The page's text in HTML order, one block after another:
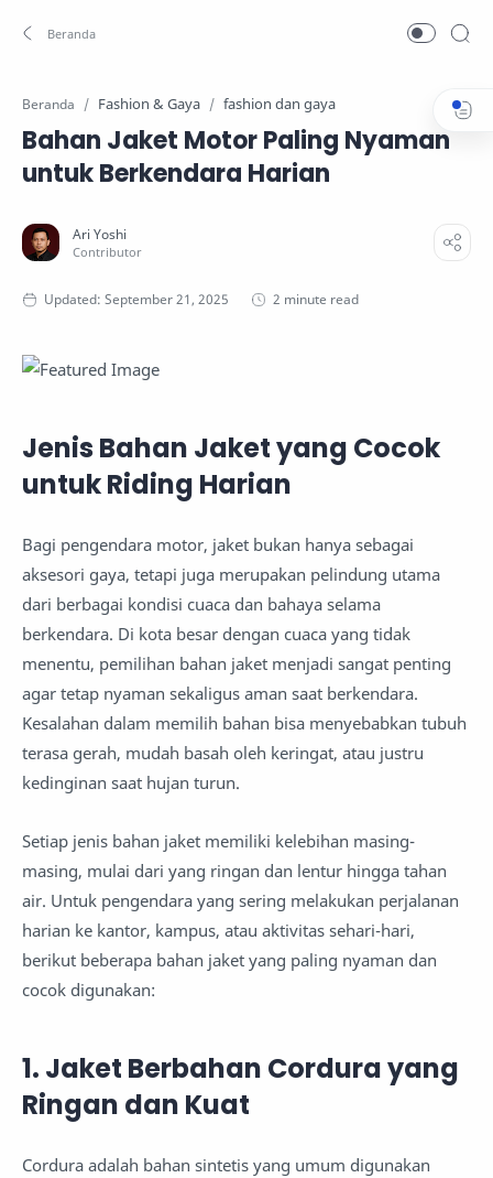
Beranda Fashion & Gaya fashion dan gaya
Bahan Jaket Motor Paling Nyaman
untuk Berkendara Harian
2 minute read
Jenis Bahan Jaket yang Cocok
untuk Riding Harian
Bagi pengendara motor, jaket bukan hanya sebagai
aksesori gaya, tetapi juga merupakan pelindung utama
dari berbagai kondisi cuaca dan bahaya selama
berkendara. Di kota besar dengan cuaca yang tidak
menentu, pemilihan bahan jaket menjadi sangat penting
agar tetap nyaman sekaligus aman saat berkendara.
Kesalahan dalam memilih bahan bisa menyebabkan tubuh
terasa gerah, mudah basah oleh keringat, atau justru
kedinginan saat hujan turun.
Setiap jenis bahan jaket memiliki kelebihan masing-
masing, mulai dari yang ringan dan lentur hingga tahan
air. Untuk pengendara yang sering melakukan perjalanan
harian ke kantor, kampus, atau aktivitas sehari-hari,
berikut beberapa bahan jaket yang paling nyaman dan
cocok digunakan:
1. Jaket Berbahan Cordura yang
Ringan dan Kuat
Cordura adalah bahan sintetis yang umum digunakan